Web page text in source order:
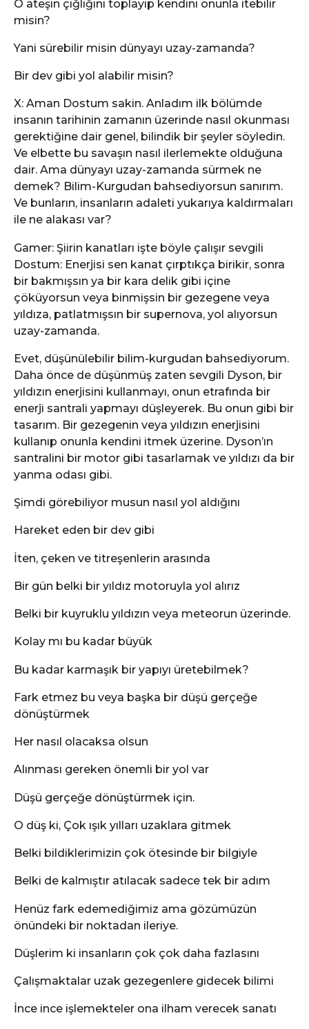
O ateşin çığlığını toplayıp kendini onunla itebilir
misin?
Yani sürebilir misin dünyayı uzay-zamanda?
Bir dev gibi yol alabilir misin?
X: Aman Dostum sakin. Anladım ilk bölümde
insanın tarihinin zamanın üzerinde nasıl okunması
gerektiğine dair genel, bilindik bir şeyler söyledin.
Ve elbette bu savaşın nasıl ilerlemekte olduğuna
dair. Ama dünyayı uzay-zamanda sürmek ne
demek? Bilim-Kurgudan bahsediyorsun sanırım.
Ve bunların, insanların adaleti yukarıya kaldırmaları
ile ne alakası var?
Gamer: Şiirin kanatları işte böyle çalışır sevgili
Dostum: Enerjisi sen kanat çırptıkça birikir, sonra
bir bakmışsın ya bir kara delik gibi içine
çöküyorsun veya binmişsin bir gezegene veya
yıldıza, patlatmışsın bir supernova, yol alıyorsun
uzay-zamanda.
Evet, düşünülebilir bilim-kurgudan bahsediyorum.
Daha önce de düşünmüş zaten sevgili Dyson, bir
yıldızın enerjisini kullanmayı, onun etrafında bir
enerji santrali yapmayı düşleyerek. Bu onun gibi bir
tasarım. Bir gezegenin veya yıldızın enerjisini
kullanıp onunla kendini itmek üzerine. Dyson’ın
santralini bir motor gibi tasarlamak ve yıldızı da bir
yanma odası gibi.
Şimdi görebiliyor musun nasıl yol aldığını
Hareket eden bir dev gibi
İten, çeken ve titreşenlerin arasında
Bir gün belki bir yıldız motoruyla yol alırız
Belki bir kuyruklu yıldızın veya meteorun üzerinde.
Kolay mı bu kadar büyük
Bu kadar karmaşık bir yapıyı üretebilmek?
Fark etmez bu veya başka bir düşü gerçeğe
dönüştürmek
Her nasıl olacaksa olsun
Alınması gereken önemli bir yol var
Düşü gerçeğe dönüştürmek için.
O düş ki, Çok ışık yılları uzaklara gitmek
Belki bildiklerimizin çok ötesinde bir bilgiyle
Belki de kalmıştır atılacak sadece tek bir adım
Henüz fark edemediğimiz ama gözümüzün
önündeki bir noktadan ileriye.
Düşlerim ki insanların çok çok daha fazlasını
Çalışmaktalar uzak gezegenlere gidecek bilimi
İnce ince işlemekteler ona ilham verecek sanatı